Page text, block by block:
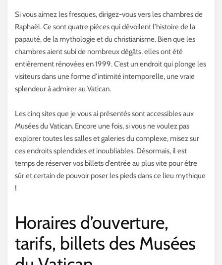
Si vous aimez les fresques, dirigez-vous vers les chambres de
Raphaël. Ce sont quatre pièces qui dévoilent l’histoire de la
papauté, de la mythologie et du christianisme. Bien que les
chambres aient subi de nombreux dégâts, elles ont été
entièrement rénovées en 1999. C’est un endroit qui plonge les
visiteurs dans une forme d’intimité intemporelle, une vraie
splendeur à admirer au Vatican.
Les cinq sites que je vous ai présentés sont accessibles aux
Musées du Vatican. Encore une fois, si vous ne voulez pas
explorer toutes les salles et galeries du complexe, misez sur
ces endroits splendides et inoubliables. Désormais, il est
temps de réserver vos billets d’entrée au plus vite pour être
sûr et certain de pouvoir poser les pieds dans ce lieu mythique
!
Horaires d’ouverture,
tarifs, billets des Musées